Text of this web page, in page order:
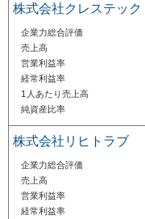
株式会社クレステック
企業力総合評価
売上高
営業利益率
経常利益率
1人あたり売上高
純資産比率
株式会社リヒトラブ
企業力総合評価
売上高
営業利益率
経常利益率